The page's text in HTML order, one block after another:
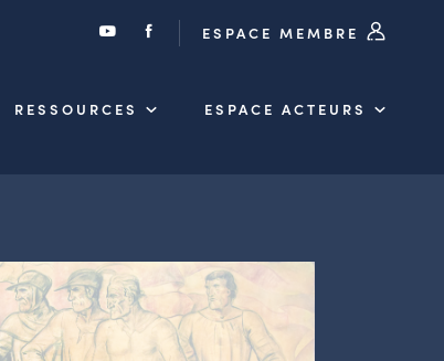
ESPACE MEMBRE
RESSOURCES ESPACE ACTEURS